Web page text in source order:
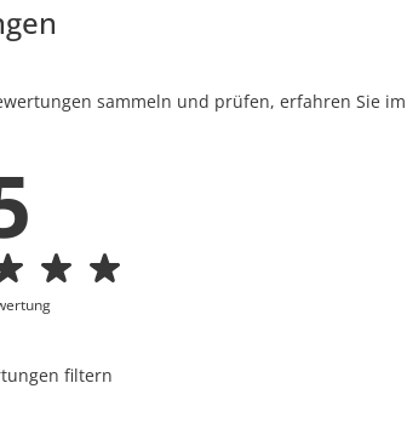
sammeln und prüfen, erfahren Sie
filtern